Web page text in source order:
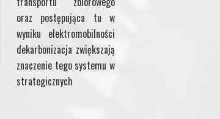
oraz postępująca tu w
wyniku elektromobilności
dekarbonizacja zwiększają
znaczenie tego systemu w
strategicznych